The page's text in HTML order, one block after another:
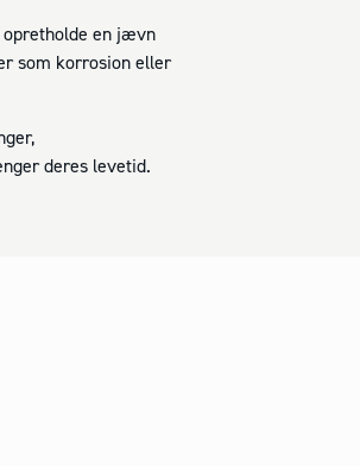
opretholde en jævn
som korrosion eller
deres levetid.